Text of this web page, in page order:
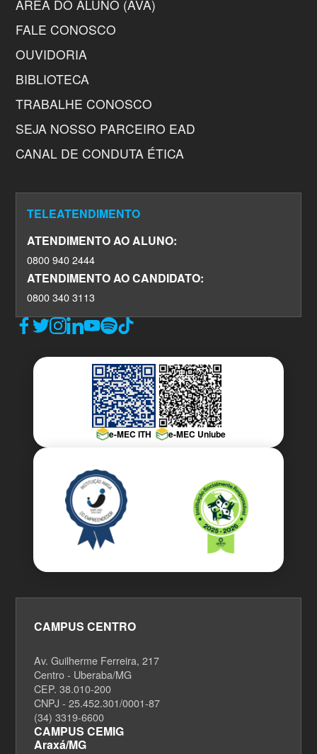
ÁREA DO ALUNO (AVA)
FALE CONOSCO
OUVIDORIA
BIBLIOTECA
TRABALHE CONOSCO
SEJA NOSSO PARCEIRO EAD
CANAL DE CONDUTA ÉTICA
TELEATENDIMENTO
ATENDIMENTO AO ALUNO:
0800 940 2444
ATENDIMENTO AO CANDIDATO:
0800 340 3113
e-MEC ITH e-MEC Uniube
CAMPUS CENTRO
Av. Guilherme Ferreira, 217
Centro - Uberaba/MG
CEP. 38.010-200
CNPJ - 25.452.301/0001-87
(34) 3319-6600
CAMPUS CEMIG
Araxá/MG